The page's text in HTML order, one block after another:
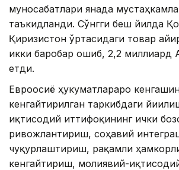
муносабатлари янада
таъкидланди. Сўнгги беш йилда
Қирғизистон ўртасидаги товар
икки баробар ошиб, 2,2 миллиард
етди.
Евроосиё ҳукуматлараро
кенгайтирилган таркибдаги
иқтисодий иттифоқининг ички
ривожлантириш, соҳавий
чуқурлаштириш, рақамли
кенгайтириш, молиявий-